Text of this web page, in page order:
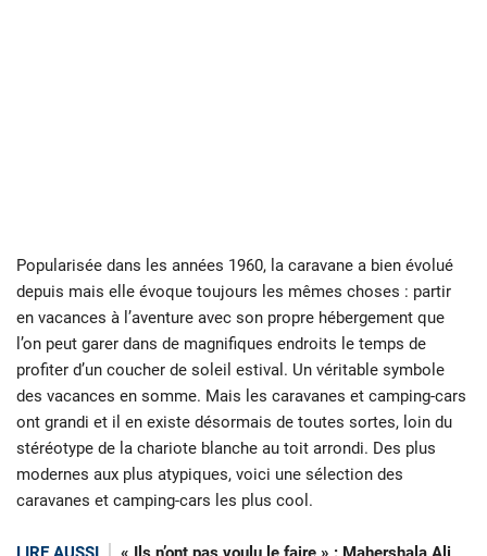
Popularisée dans les années 1960, la caravane a bien évolué
depuis mais elle évoque toujours les mêmes choses : partir
en vacances à l’aventure avec son propre hébergement que
l’on peut garer dans de magnifiques endroits le temps de
profiter d’un coucher de soleil estival. Un véritable symbole
des vacances en somme. Mais les caravanes et camping-cars
ont grandi et il en existe désormais de toutes sortes, loin du
stéréotype de la chariote blanche au toit arrondi. Des plus
modernes aux plus atypiques, voici une sélection des
caravanes et camping-cars les plus cool.